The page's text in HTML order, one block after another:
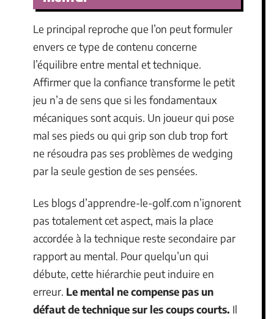
Le principal reproche que l’on peut formuler
envers ce type de contenu concerne
l’équilibre entre mental et technique.
Affirmer que la confiance transforme le petit
jeu n’a de sens que si les fondamentaux
mécaniques sont acquis. Un joueur qui pose
mal ses pieds ou qui grip son club trop fort
ne résoudra pas ses problèmes de wedging
par la seule gestion de ses pensées.
Les blogs d’apprendre-le-golf.com n’ignorent
pas totalement cet aspect, mais la place
accordée à la technique reste secondaire par
rapport au mental. Pour quelqu’un qui
débute, cette hiérarchie peut induire en
erreur. Le mental ne compense pas un
défaut de technique sur les coups courts. Il